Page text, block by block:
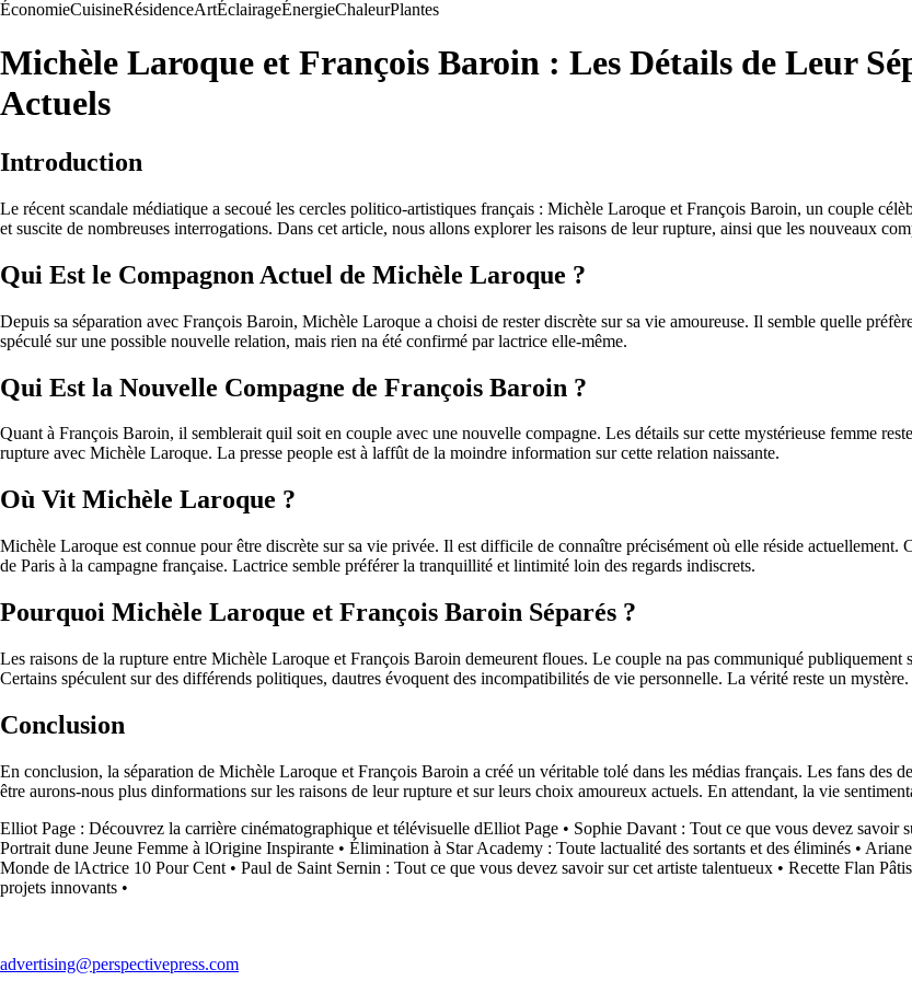
ÉconomieCuisineRésidenceArtÉclairageÉnergieChaleurPlantes
Michèle Laroque et François Baroin : Les Détails de Leur
Actuels
Introduction
Le récent scandale médiatique a secoué les cercles politico-artistiques français : Michèle Laroque et François Baroin, un couple
et suscite de nombreuses interrogations. Dans cet article, nous allons explorer les raisons de leur rupture, ainsi que les nouveaux
Qui Est le Compagnon Actuel de Michèle Laroque ?
Depuis sa séparation avec François Baroin, Michèle Laroque a choisi de rester discrète sur sa vie amoureuse. Il semble quelle
spéculé sur une possible nouvelle relation, mais rien na été confirmé par lactrice elle-même.
Qui Est la Nouvelle Compagne de François Baroin ?
Quant à François Baroin, il semblerait quil soit en couple avec une nouvelle compagne. Les détails sur cette mystérieuse femme
rupture avec Michèle Laroque. La presse people est à laffût de la moindre information sur cette relation naissante.
Où Vit Michèle Laroque ?
Michèle Laroque est connue pour être discrète sur sa vie privée. Il est difficile de connaître précisément où elle réside
de Paris à la campagne française. Lactrice semble préférer la tranquillité et lintimité loin des regards indiscrets.
Pourquoi Michèle Laroque et François Baroin Séparés ?
Les raisons de la rupture entre Michèle Laroque et François Baroin demeurent floues. Le couple na pas communiqué publiquement
Certains spéculent sur des différends politiques, dautres évoquent des incompatibilités de vie personnelle. La vérité reste un mystère.
Conclusion
En conclusion, la séparation de Michèle Laroque et François Baroin a créé un véritable tolé dans les médias français. Les fans des
être aurons-nous plus dinformations sur les raisons de leur rupture et sur leurs choix amoureux actuels. En attendant, la vie
Elliot Page : Découvrez la carrière cinématographique et télévisuelle dElliot Page • Sophie Davant : Tout ce que vous devez savoir
Portrait dune Jeune Femme à lOrigine Inspirante • Élimination à Star Academy : Toute lactualité des sortants et des éliminés •
Monde de lActrice 10 Pour Cent • Paul de Saint Sernin : Tout ce que vous devez savoir sur cet artiste talentueux • Recette Flan
projets innovants •
advertising@perspectivepress.com